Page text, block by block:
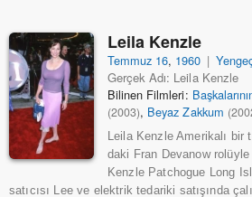
Leila Kenzle
Temmuz 16, 1960 |
Gerçek Adı: Leila Kenzle
Bilinen Filmleri:
(2003), Beyaz Zakkum
Leila Kenzle Amerikalı bir
daki Fran Devanow
Kenzle Patchogue Long
satıcısı Lee ve elektrik tedariki satışında